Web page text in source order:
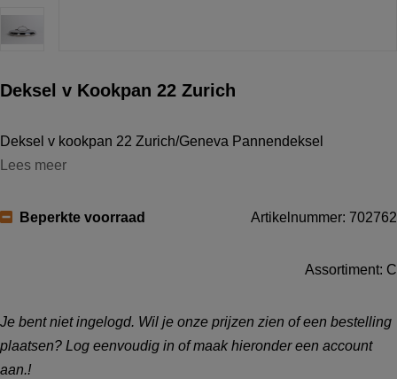
Deksel v Kookpan 22 Zurich
Deksel v kookpan 22 Zurich/Geneva Pannendeksel
Lees meer
Beperkte voorraad Artikelnummer: 702762
Assortiment: C
Je bent niet ingelogd. Wil je onze prijzen zien of een bestelling
plaatsen? Log eenvoudig in of maak hieronder een account
aan.!